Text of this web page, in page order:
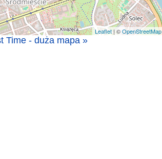
Leaflet| ©OpenStreetMap
Time - duża mapa »